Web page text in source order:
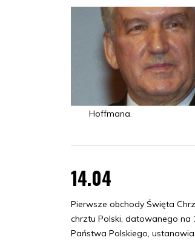
Hoffmana.
14.04
Pierwsze obchody Święta
chrztu Polski, datowanego na
Państwa Polskiego,